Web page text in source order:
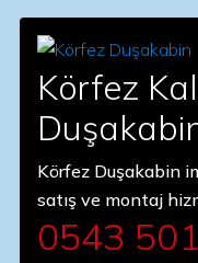
Körfez
Körfez Duşakabin
satış ve montaj
0543